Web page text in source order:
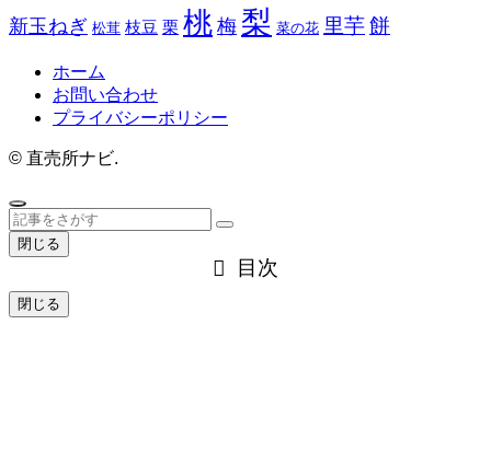
新玉ねぎ 松茸 枝豆 栗 桃 梅 梨 菜の花 里芋餅
ホーム
お問い合わせ
プライバシーポリシー
© 直売所ナビ.
閉じる
目次
閉じる